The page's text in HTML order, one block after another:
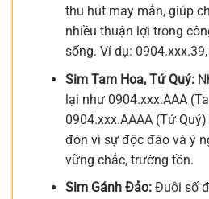
thu hút may mắn, giúp
nhiều thuận lợi trong
sống. Ví dụ:
Sim Tam Hoa, Tứ Quý:
lại như 0904.xxx.AAA
0904.xxx.AAAA (Tứ
đón vì sự độc đáo và ý
vững chắc, trường tồn.
Sim Gánh Đảo:Đuôi số